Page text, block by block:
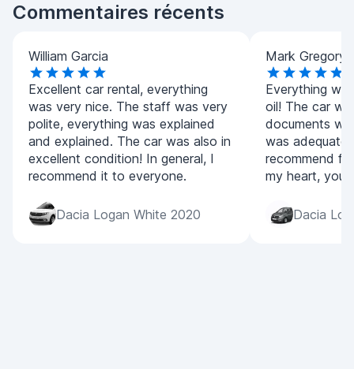
Commentaires récents
William Garcia
Excellent car rental, everything
was very nice. The staff was very
polite, everything was explained
and explained. The car was also in
excellent condition! In general, I
recommend it to everyone.
Dacia Logan White 2020
Mark Gregory
Everything
oil! The car
documents
was
recommend
my heart, you
Dacia